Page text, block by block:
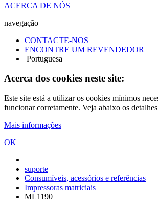
ACERCA DE NÓS
navegação
CONTACTE-NOS
ENCONTRE UM REVENDEDOR
Portuguesa
Acerca dos cookies neste site:
Este site está a utilizar os cookies mínimos
funcionar corretamente. Veja abaixo os
Mais informações
OK
suporte
Consumíveis, acessórios e referências
Impressoras matriciais
ML1190